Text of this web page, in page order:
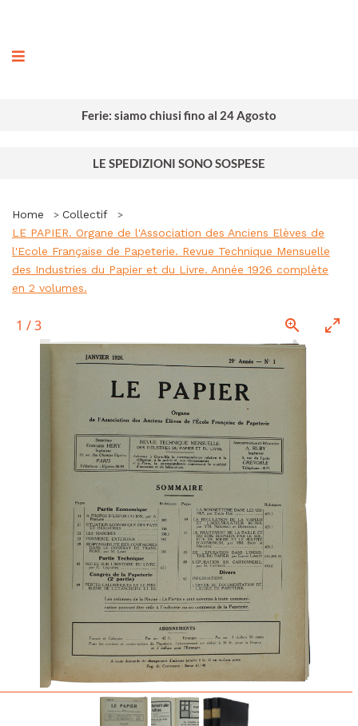
Ferie: siamo chiusi fino al 24 Agosto
LE SPEDIZIONI SONO SOSPESE
Home
Collectif
LE PAPIER. Organe de l'Association des Anciens Elèves de
l'Ecole Française de Papeterie. Revue Technique Mensuelle
des Industries du Papier et du Livre. Année 1926 complète
en 2 volumes.
1 /3